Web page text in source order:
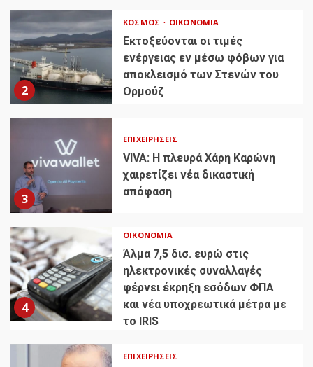
2
ΚΌΣΜΟΣ ΟΙΚΟΝΟΜΊΑ
Εκτοξεύονται οι τιμές
ενέργειας εν μέσω φόβων για
αποκλεισμό των Στενών του
Ορμούζ
3
ΕΠΙΧΕΙΡΉΣΕΙΣ
VIVA: Η πλευρά Χάρη Καρώνη
χαιρετίζει νέα δικαστική
απόφαση
4
ΟΙΚΟΝΟΜΊΑ
Άλμα 7,5 δισ. ευρώ στις
ηλεκτρονικές συναλλαγές
φέρνει έκρηξη εσόδων ΦΠΑ
και νέα υποχρεωτικά μέτρα με
το IRIS
ΕΠΙΧΕΙΡΉΣΕΙΣ